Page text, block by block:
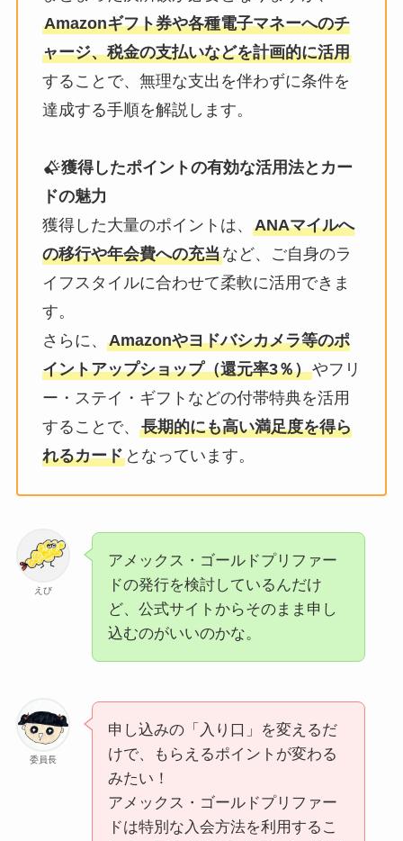
Amazonギフト券や各種電子マネーへのチ
ャージ、税金の支払いなどを計画的に活用
することで、無理な支出を伴わずに条件を
達成する手順を解説します。
獲得したポイントの有効な活用法とカー
ドの魅力
獲得した大量のポイントは、 ANAマイルへ
の移行や年会費への充当など、ご自身のラ
イフスタイルに合わせて柔軟に活用できま
す。
さらに、 Amazonやヨドバシカメラ等のポ
イントアップショップ（還元率3％）やフリ
ー・ステイ・ギフトなどの付帯特典を活用
することで、 長期的にも高い満足度を得ら
れるカードとなっています。
えび
アメックス・ゴールドプリファー
ドの発行を検討しているんだけ
ど、公式サイトからそのまま申し
込むのがいいのかな。
委員長
申し込みの「入り口」を変えるだ
けで、もらえるポイントが変わる
みたい！
アメックス・ゴールドプリファー
ドは特別な入会方法を利用するこ